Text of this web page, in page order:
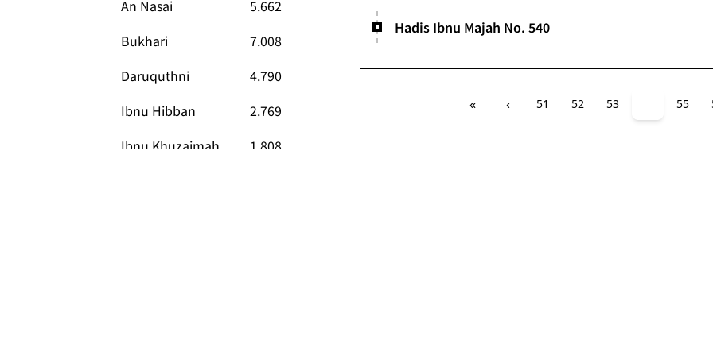
An Nasai
5.662
Bukhari
7.008
Daruquthni
4.790
Ibnu Hibban
2.769
Ibnu Khuzaimah
1.808
Hadis Ibnu Majah No. 540
« ‹ 51 52 53 55